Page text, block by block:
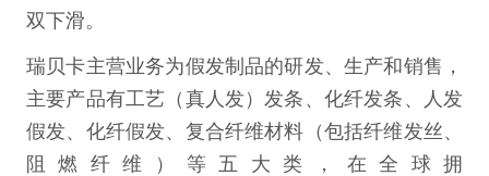
双下滑。
瑞贝卡主营业务为假发制品的研发、生产和销售，
主要产品有工艺（真人发）发条、化纤发条、人发
假发、化纤假发、复合纤维材料（包括纤维发丝、
阻燃纤维）等五大类，在全球拥